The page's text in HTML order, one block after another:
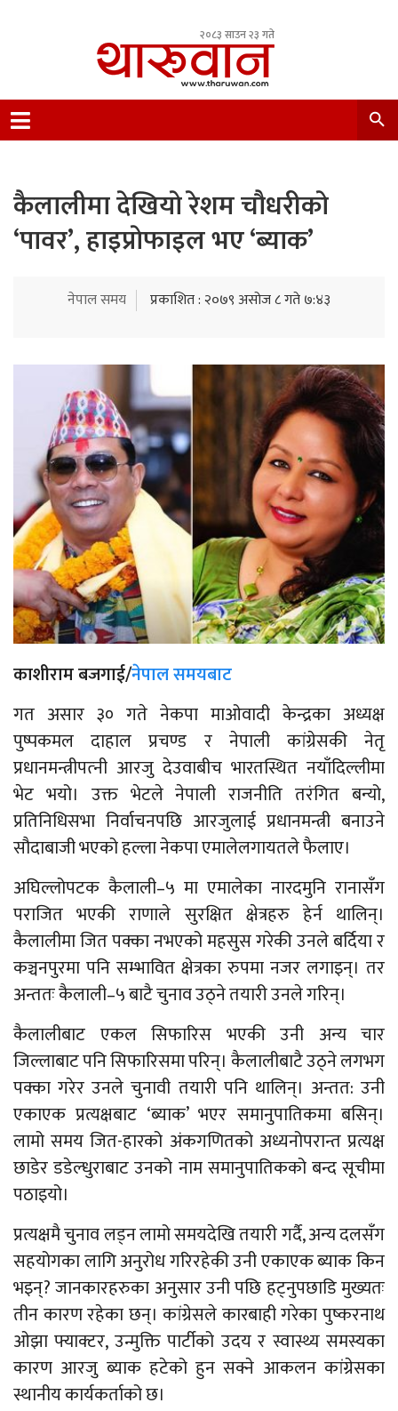
२०८३ साउन २३ गते
Nepal.
कैलालीमा देखियाे रेशम चौधरीकाे
‘पावर’, हाइप्राेफाइल भए ‘ब्याक’
नेपाल समय प्रकाशित : २०७९ असोज ८ गते ७:४३
काशीराम बजगाई/नेपाल समयबाट
गत असार ३० गते नेकपा माओवादी केन्द्रका अध्यक्ष
पुष्पकमल दाहाल प्रचण्ड र नेपाली कांग्रेसकी नेतृ
प्रधानमन्त्रीपत्‍नी आरजु देउवाबीच भारतस्थित नयाँदिल्लीमा
भेट भयो। उक्त भेटले नेपाली राजनीति तरंगित बन्यो,
प्रतिनिधिसभा निर्वाचनपछि आरजुलाई प्रधानमन्त्री बनाउने
सौदाबाजी भएको हल्ला नेकपा एमालेलगायतले फैलाए।
अघिल्लोपटक कैलाली–५ मा एमालेका नारदमुनि रानासँग
पराजित भएकी राणाले सुरक्षित क्षेत्रहरु हेर्न थालिन्।
कैलालीमा जित पक्का नभएको महसुस गरेकी उनले बर्दिया र
कञ्चनपुरमा पनि सम्भावित क्षेत्रका रुपमा नजर लगाइन्। तर
अन्ततः कैलाली–५ बाटै चुनाव उठ्ने तयारी उनले गरिन्।
कैलालीबाट एकल सिफारिस भएकी उनी अन्य चार
जिल्लाबाट पनि सिफारिसमा परिन्। कैलालीबाटै उठ्ने लगभग
पक्का गरेर उनले चुनावी तयारी पनि थालिन्। अन्तत: उनी
एकाएक प्रत्यक्षबाट ‘ब्याक’ भएर समानुपातिकमा बसिन्।
लामो समय जित-हारको अंकगणितको अध्यनोपरान्त प्रत्यक्ष
छाडेर डडेल्धुराबाट उनको नाम समानुपातिकको बन्द सूचीमा
पठाइयो।
प्रत्यक्षमै चुनाव लड्न लामो समयदेखि तयारी गर्दै, अन्य दलसँग
सहयोगका लागि अनुरोध गरिरहेकी उनी एकाएक ब्याक किन
भइन्? जानकारहरुका अनुसार उनी पछि हट्नुपछाडि मुख्यतः
तीन कारण रहेका छन्। कांग्रेसले कारबाही गरेका पुष्करनाथ
ओझा फ्याक्टर, उन्मुक्ति पार्टीको उदय र स्वास्थ्य समस्यका
कारण आरजु ब्याक हटेको हुन सक्ने आकलन कांग्रेसका
स्थानीय कार्यकर्ताको छ।